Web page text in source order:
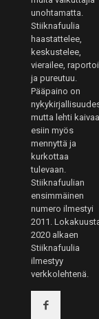
unohtamatta.
Stiiknafuulia
haastattelee,
keskustelee,
vierailee, raportoi
ja pureutuu.
Pääpaino on
mutta lehti kaivaa
esiin myös
mennyttä ja
kurkottaa
tulevaan.
Stiiknafuulian
ensimmäinen
numero ilmestyi
2011.
2020 alkaen
Stiiknafuulia
ilmestyy
verkkolehtenä.